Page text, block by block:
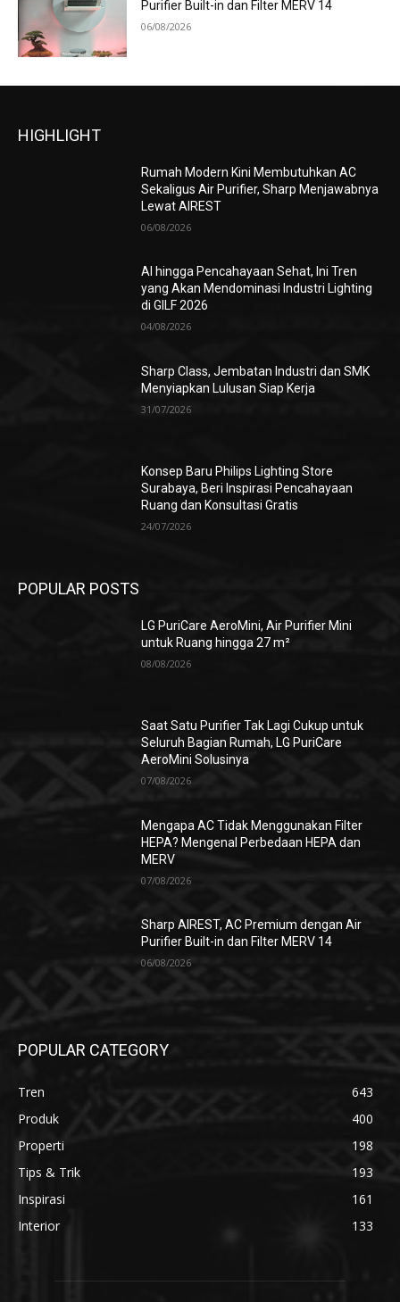
Purifier Built-in dan Filter MERV 14
06/08/2026
HIGHLIGHT
Rumah Modern Kini Membutuhkan AC
Sekaligus Air Purifier, Sharp Menjawabnya
Lewat AIREST
06/08/2026
AI hingga Pencahayaan Sehat, Ini Tren
yang Akan Mendominasi Industri Lighting
di GILF 2026
04/08/2026
Sharp Class, Jembatan Industri dan SMK
Menyiapkan Lulusan Siap Kerja
31/07/2026
Konsep Baru Philips Lighting Store
Surabaya, Beri Inspirasi Pencahayaan
Ruang dan Konsultasi Gratis
24/07/2026
POPULAR POSTS
LG PuriCare AeroMini, Air Purifier Mini
untuk Ruang hingga 27 m²
08/08/2026
Saat Satu Purifier Tak Lagi Cukup untuk
Seluruh Bagian Rumah, LG PuriCare
AeroMini Solusinya
07/08/2026
Mengapa AC Tidak Menggunakan Filter
HEPA? Mengenal Perbedaan HEPA dan
MERV
07/08/2026
Sharp AIREST, AC Premium dengan Air
Purifier Built-in dan Filter MERV 14
06/08/2026
POPULAR CATEGORY
Tren
643
Produk
400
Properti
198
Tips & Trik
193
Inspirasi
161
Interior
133